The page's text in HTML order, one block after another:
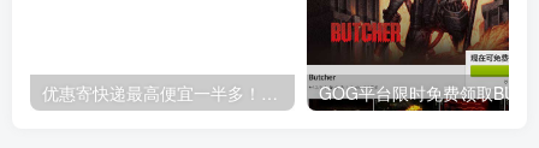
优惠寄快递最高便宜一半多！白鸽惠递